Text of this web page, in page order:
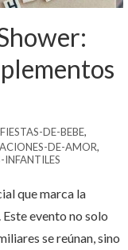
FIESTAS-DE-BEBE,
DE-AMOR,
INFANTILES
que marca la
evento no solo
se reúnan, sino